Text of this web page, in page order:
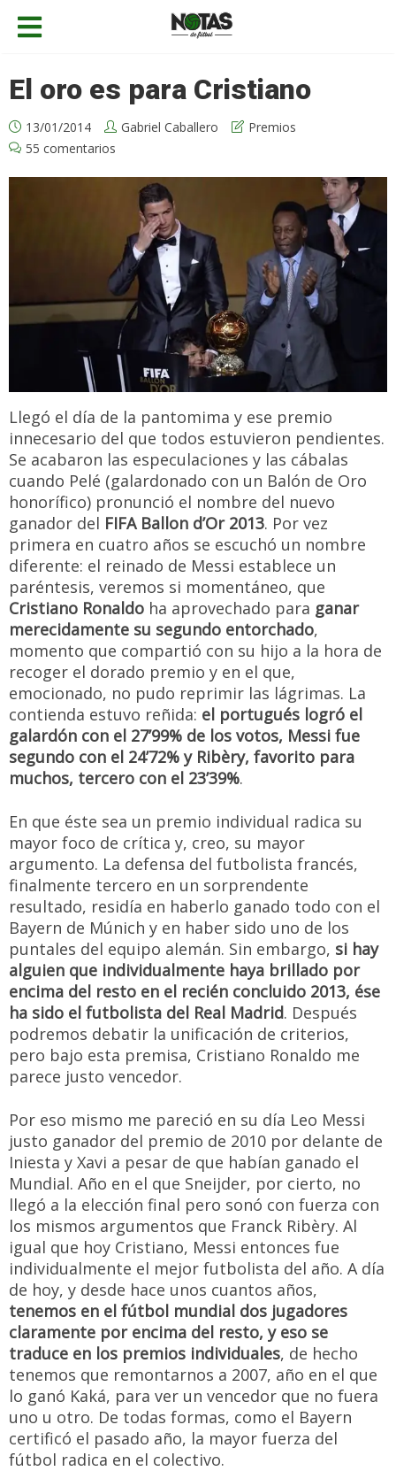
El oro es para Cristiano
13/01/2014 Gabriel Caballero
Premios
55 comentarios
Llegó el día de la pantomima y ese premio
innecesario del que todos estuvieron pendientes.
Se acabaron las especulaciones y las cábalas
cuando Pelé (galardonado con un Balón de Oro
honorífico) pronunció el nombre del nuevo
ganador del FIFA Ballon d’Or 2013. Por vez
primera en cuatro años se escuchó un nombre
diferente: el reinado de Messi establece un
paréntesis, veremos si momentáneo, que
Cristiano Ronaldo ha aprovechado para ganar
merecidamente su segundo entorchado,
momento que compartió con su hijo a la hora de
recoger el dorado premio y en el que,
emocionado, no pudo reprimir las lágrimas. La
contienda estuvo reñida: el portugués logró el
galardón con el 27’99% de los votos, Messi fue
segundo con el 24’72% y Ribèry, favorito para
muchos, tercero con el 23’39%.
En que éste sea un premio individual radica su
mayor foco de crítica y, creo, su mayor
argumento. La defensa del futbolista francés,
finalmente tercero en un sorprendente
resultado, residía en haberlo ganado todo con el
Bayern de Múnich y en haber sido uno de los
puntales del equipo alemán. Sin embargo, si hay
alguien que individualmente haya brillado por
encima del resto en el recién concluido 2013, ése
ha sido el futbolista del Real Madrid. Después
podremos debatir la unificación de criterios,
pero bajo esta premisa, Cristiano Ronaldo me
parece justo vencedor.
Por eso mismo me pareció en su día Leo Messi
justo ganador del premio de 2010 por delante de
Iniesta y Xavi a pesar de que habían ganado el
Mundial. Año en el que Sneijder, por cierto, no
llegó a la elección final pero sonó con fuerza con
los mismos argumentos que Franck Ribèry. Al
igual que hoy Cristiano, Messi entonces fue
individualmente el mejor futbolista del año. A día
de hoy, y desde hace unos cuantos años,
tenemos en el fútbol mundial dos jugadores
claramente por encima del resto, y eso se
traduce en los premios individuales, de hecho
tenemos que remontarnos a 2007, año en el que
lo ganó Kaká, para ver un vencedor que no fuera
uno u otro. De todas formas, como el Bayern
certificó el pasado año, la mayor fuerza del
fútbol radica en el colectivo.